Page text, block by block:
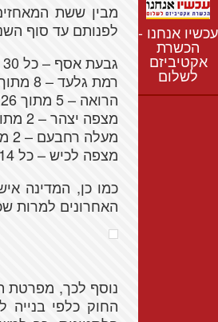
נושאים
רשימת התנחלויות
מפת התנחלויות
עכשיו אנחנו -
הכשרת
אקטיביזם
לשלום
מבין ששת
לפנותם עד סוף
גבעת אסף – כל 30 המבנים שבמאחז הם על קרקע פרטית
רמת גלעד – 8 מתוך 15 המבנים שבמאחז הם על קרקע פרטית
הרואה – 5 מתוך 26 המבנים שבמאחז הם על קרקע פרטית
מצפה יצהר – 2 מתוך 7 המבנים שבמאחז הם על קרקע פרטית
מעלה רחבעם – 2 מתוך 26 המבנים שבמאחז הם על קרקע פרטית
מצפה לכיש – כל 14 המבנים אינם על קרקע פרטית
כמו כן, המדינה
האחרונים למרות
נוסף לכך, מפרטת
החוק כלפי בנייה